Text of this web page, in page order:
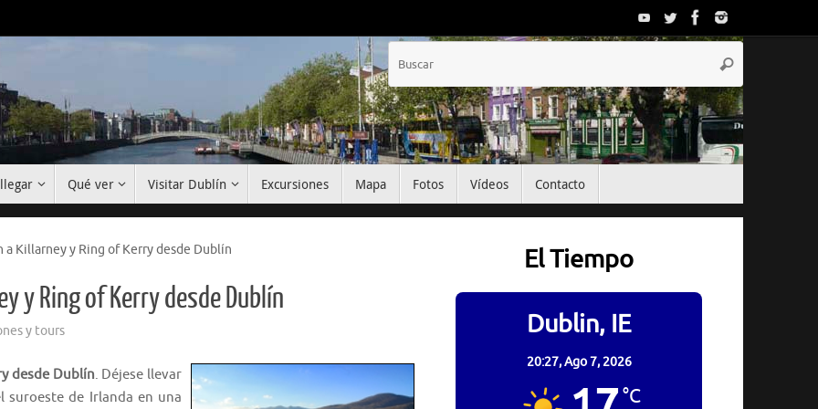
Buscar
Qué ver Visitar Dublín Excursiones Mapa Fotos Vídeos Contacto
a Killarney y Ring of Kerry desde Dublín
y Ring of Kerry desde Dublín
y tours
desde Dublín. Déjese llevar
suroeste de Irlanda en una
El Tiempo
Dublin, IE
20:27,Ago 7, 2026
°C